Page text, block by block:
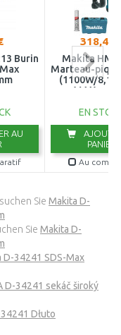
Burin
AU
318,41
Makita
Marteau-
(1100W/8,1J)
MAX
EN
PANIER
Au
Sie Makita D-
Sie Makita D-
D-34241 SDS-Max
D-34241 sekáč široký
Dłuto